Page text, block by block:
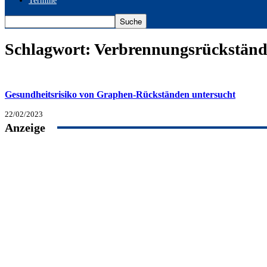
Schlagwort:
Gesundheitsrisiko von Graphen-Rückständen untersucht
22/02/2023
Anzeige